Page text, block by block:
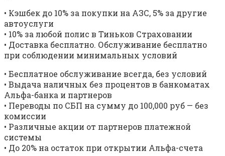
• Кэшбек до 10% за покупки на АЗС, 5% за другие
автоуслуги
• 10% за любой полис в Тиньков Страховании
• Доставка бесплатно. Обслуживание бесплатно
при соблюдении минимальных условий
• Бесплатное обслуживание всегда, без условий
• Выдача наличных без процентов в банкоматах
Альфа-банка и партнеров
• Переводы по СБП на сумму до 100,000 руб — без
комиссии
• Различные акции от партнеров платежной
системы
• До 20% на остаток при открытии Альфа-счета